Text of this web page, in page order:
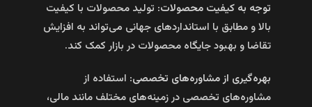
توجه به کیفیت محصولات: تولید محصولات با کیفیت
بالا و مطابق با استانداردهای جهانی می‌تواند به افزایش
تقاضا و بهبود جایگاه محصولات در بازار کمک کند.
بهره‌گیری از مشاوره‌های تخصصی: استفاده از
مشاوره‌های تخصصی در زمینه‌های مختلف مانند مالی،